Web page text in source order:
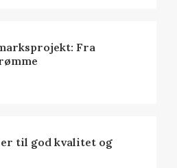
Fra
til god kvalitet og